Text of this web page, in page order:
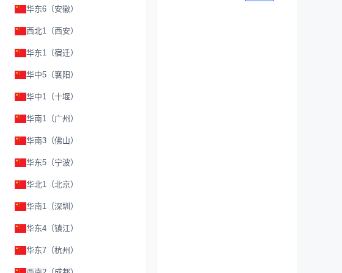
华东6（安徽）
西北1（西安）
华东1（宿迁）
华中5（襄阳）
华中1（十堰）
华南1（广州）
华南3（佛山）
华东5（宁波）
华北1（北京）
华南1（深圳）
华东4（镇江）
华东7（杭州）